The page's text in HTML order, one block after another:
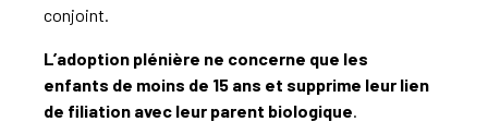
conjoint.
L’adoption plénière ne concerne que les
enfants de moins de 15 ans et supprime leur lien
de filiation avec leur parent biologique.